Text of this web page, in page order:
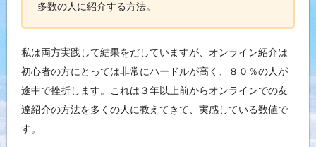
多数の人に紹介する方法。
私は両方実践して結果をだしていますが、オンライン紹介は
初心者の方にとっては非常にハードルが高く、８０％の人が
途中で挫折します。これは３年以上前からオンラインでの友
達紹介の方法を多くの人に教えてきて、実感している数値で
す。